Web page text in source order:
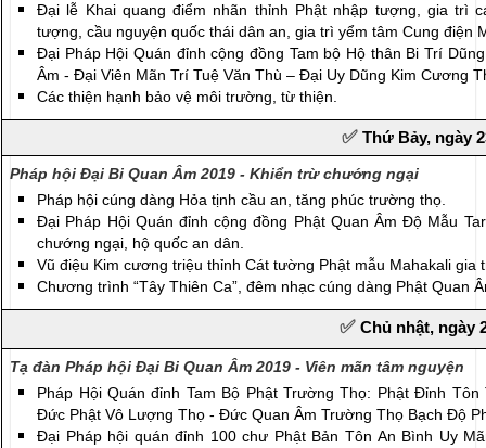
Đại lễ Khai quang điểm nhãn thỉnh Phật nhập tượng, gia trì
tượng, cầu nguyện quốc thái dân an, gia trì yểm tâm Cung điện
Đại Pháp Hội Quán đỉnh cộng đồng Tam bộ Hộ thân Bi Trí
Âm - Đại Viên Mãn Trí Tuệ Văn Thù – Đại Uy Dũng Kim Cương
Các thiện hạnh bảo vệ môi trường, từ thiện.
✅ Thứ Bảy, ngày
Pháp hội Đại Bi Quan Âm 2019 - Khiển trừ chướng ngại
Pháp hội cúng dàng Hỏa tịnh cầu an, tăng phúc trường thọ.
Đại Pháp Hội Quán đỉnh cộng đồng Phật Quan Âm Độ Mẫu
chướng ngại, hộ quốc an dân.
Vũ điệu Kim cương triệu thỉnh Cát tường Phật mẫu Mahakali
Chương trình “Tây Thiên Ca”, đêm nhạc cúng dàng Phật Quan
✅ Chủ nhật, ngày
Tạ đàn Pháp hội Đại Bi Quan Âm 2019 - Viên mãn tâm nguyện
Pháp Hội Quán đỉnh Tam Bộ Phật Trường Thọ: Phật Đỉnh
Đức Phật Vô Lượng Thọ - Đức Quan Âm Trường Thọ Bạch Độ
Đại Pháp hội quán đỉnh ‎100 chư Phật Bản Tôn An Bình Uy